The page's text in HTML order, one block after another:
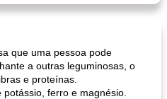
sopa de lentilha líbia
que uma pessoa pode
a outras leguminosas, o
e proteínas.
ferro e magnésio.